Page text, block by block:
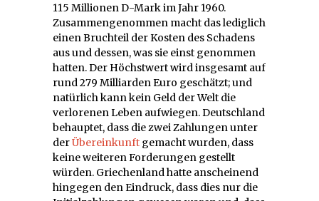
115 Millionen D-Mark im Jahr 1960.
Zusammengenommen macht das lediglich
einen Bruchteil der Kosten des Schadens
aus und dessen, was sie einst genommen
hatten. Der Höchstwert wird insgesamt auf
rund 279 Milliarden Euro geschätzt; und
natürlich kann kein Geld der Welt die
verlorenen Leben aufwiegen. Deutschland
behauptet, dass die zwei Zahlungen unter
derÜbereinkunft gemacht wurden, dass
keine weiteren Forderungen gestellt
würden. Griechenland hatte anscheinend
hingegen den Eindruck, dass dies nur die